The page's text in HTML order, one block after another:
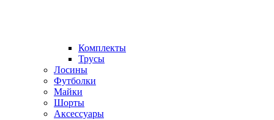
Комплекты
Трусы
Лосины
Футболки
Майки
Шорты
Аксессуары